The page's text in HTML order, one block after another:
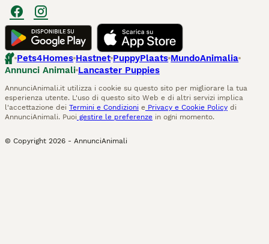
Pets4Homes Hastnet PuppyPlaats MundoAnimalia
Annunci Animali Lancaster Puppies
AnnunciAnimali.it utilizza i cookie su questo sito per migliorare la tua
esperienza utente. L'uso di questo sito Web e di altri servizi implica
l'accettazione dei Termini e Condizioni e Privacy e Cookie Policy di
AnnunciAnimali. Puoi gestire le preferenze in ogni momento.
© Copyright 2026 - AnnunciAnimali